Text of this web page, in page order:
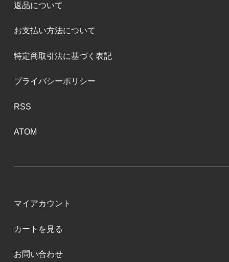
返品について
お支払い方法について
特定商取引法に基づく表記
プライバシーポリシー
RSS
ATOM
マイアカウント
カートを見る
お問い合わせ